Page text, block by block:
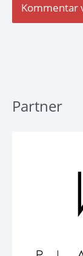
Partner